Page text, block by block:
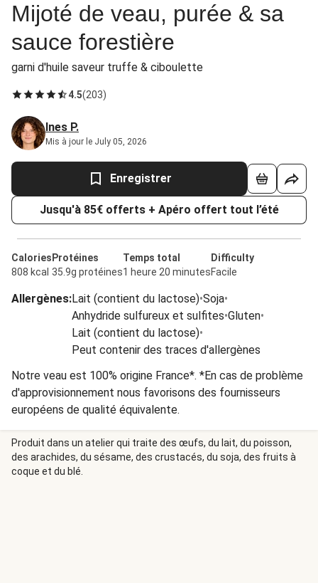
Mijoté de veau, purée & sa
sauce forestière
garni d'huile saveur truffe & ciboulette
4.5(203)
Ines P.
Mis à jour le July 05, 2026
Enregistrer
Jusqu'à 85€ offerts + Apéro offert tout l’été
Calories
808 kcal
Protéines
35.9g protéines
Temps total
1 heure 20 minutes
Difficulty
Facile
Allergènes:Lait (contient du lactose)•Soja•
Anhydride sulfureux et sulfites•Gluten•
Lait (contient du lactose)•
Peut contenir des traces d'allergènes
Notre veau est 100% origine France*. *En cas de problème
d'approvisionnement nous favorisons des fournisseurs
européens de qualité équivalente.
Produit dans un atelier qui traite des œufs, du lait, du poisson,
des arachides, du sésame, des crustacés, du soja, des fruits à
coque et du blé.